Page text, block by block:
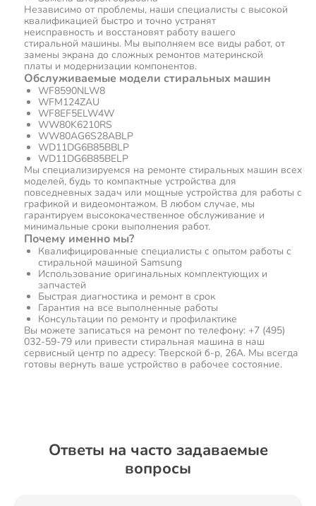
Независимо от проблемы, наши специалисты с высокой
квалификацией быстро и точно устранят
неисправность и восстановят работу вашего
стиральной машины. Мы выполняем все виды работ, от
замены экрана до сложных ремонтов материнской
платы и модернизации компонентов.
Обслуживаемые модели стиральных машин
WF8590NLW8
WFM124ZAU
WF8EF5ELW4W
WW80K6210RS
WW80AG6S28ABLP
WD11DG6B85BBLP
WD11DG6B85BELP
Мы специализируемся на ремонте стиральных машин всех
моделей, будь то компактные устройства для
повседневных задач или мощные устройства для работы с
графикой и видеомонтажом. В любом случае, мы
гарантируем высококачественное обслуживание и
минимальные сроки выполнения работ.
Почему именно мы?
Квалифицированные специалисты с опытом работы с
стиральной машиной Samsung
Использование оригинальных комплектующих и
запчастей
Быстрая диагностика и ремонт в срок
Гарантия на все выполненные работы
Консультации по ремонту и профилактике
Вы можете записаться на ремонт по телефону: +7 (495)
032-59-79 или привести стиральная машина в наш
сервисный центр по адресу: Тверской б-р, 26А. Мы всегда
готовы вернуть ваше устройство в рабочее состояние.
Ответы на часто задаваемые
вопросы